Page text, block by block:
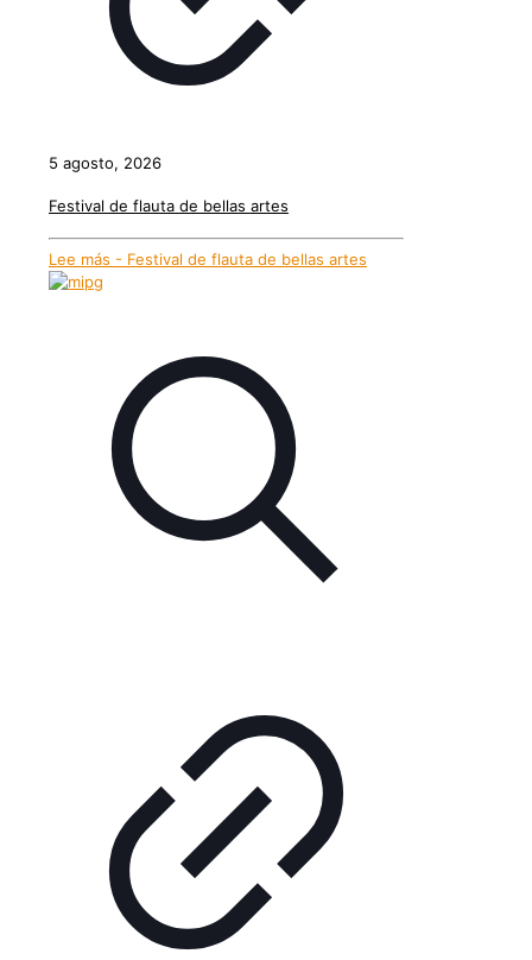
5 agosto, 2026
Festival de flauta de bellas artes
Lee más - Festival de flauta de bellas artes